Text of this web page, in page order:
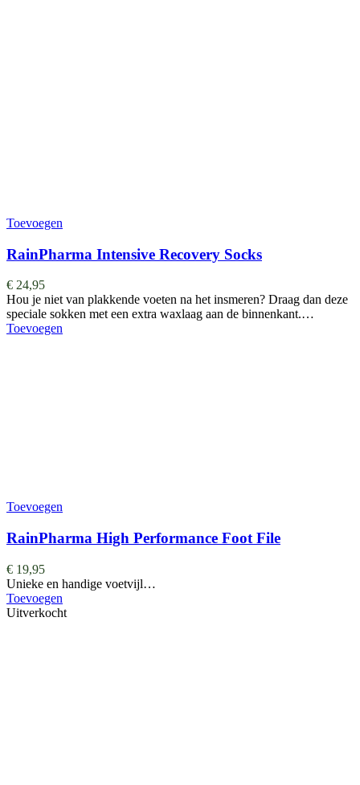
Toevoegen
RainPharma Intensive Recovery Socks
€ 24,95
Hou je niet van plakkende voeten na het insmeren? Draag dan deze
speciale sokken met een extra waxlaag aan de binnenkant.…
Toevoegen
Toevoegen
RainPharma High Performance Foot File
€ 19,95
Unieke en handige voetvijl…
Toevoegen
Uitverkocht